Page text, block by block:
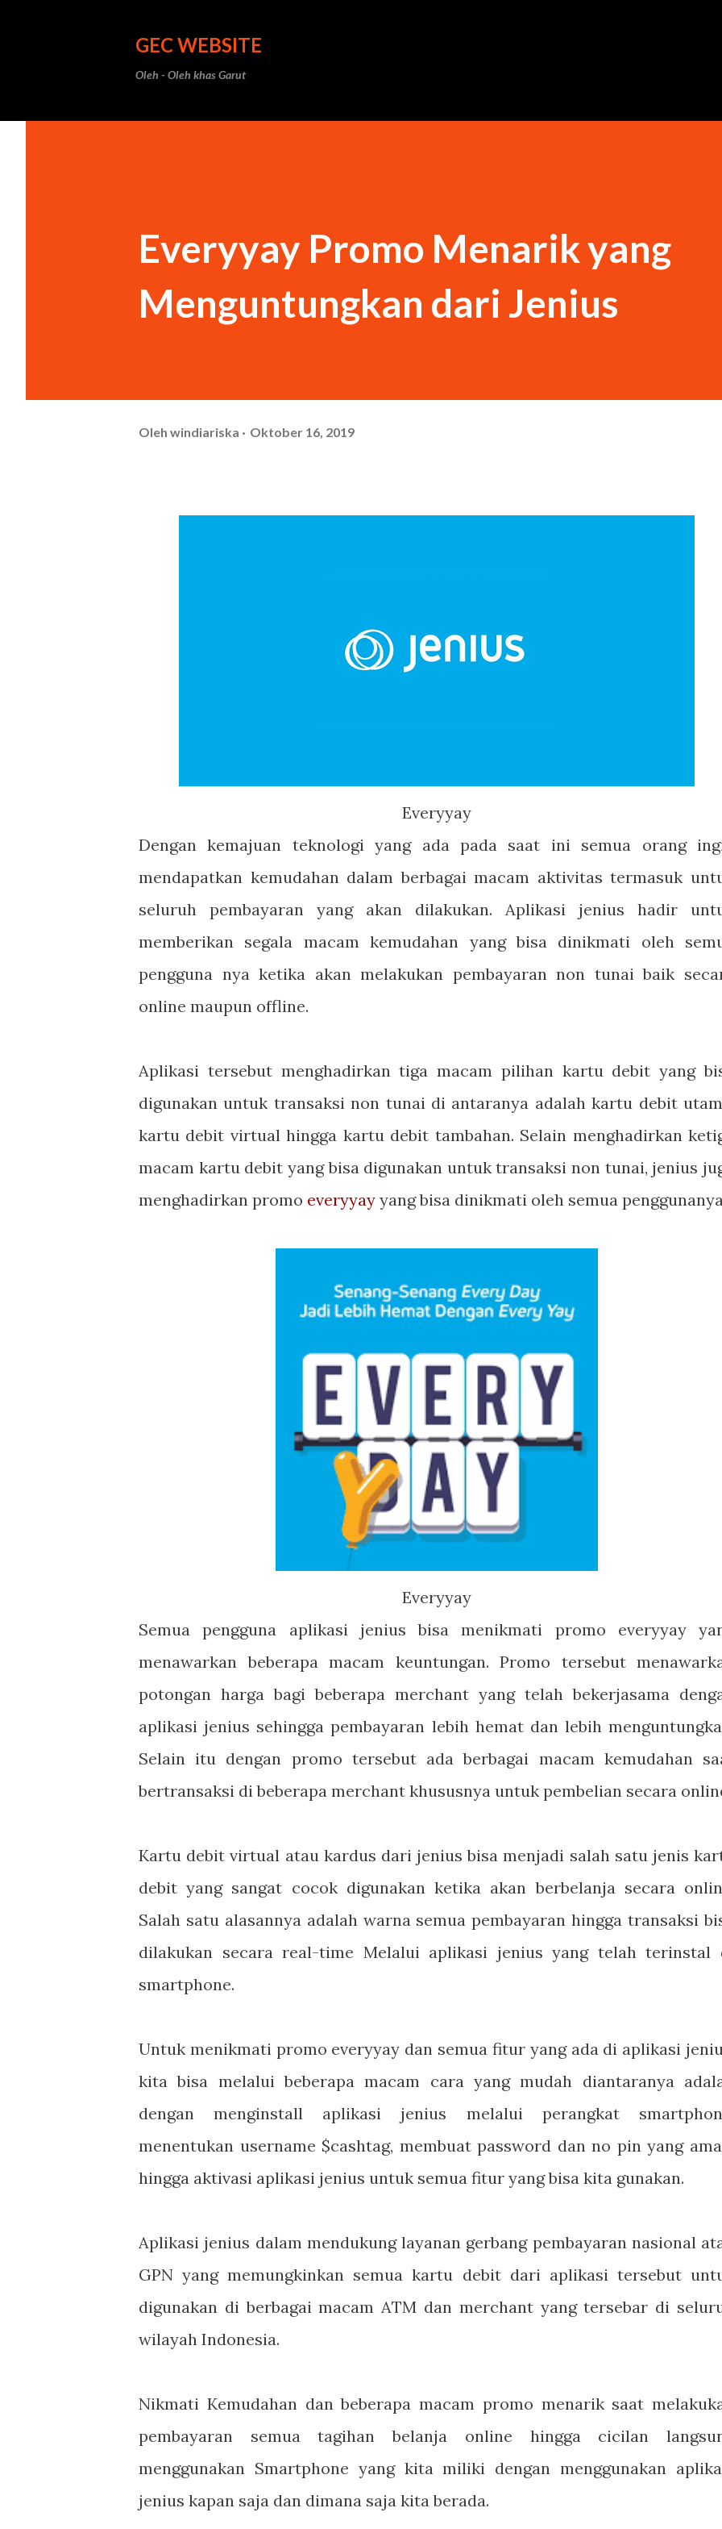
GEC WEBSITE
Oleh - Oleh khas Garut
Everyyay Promo Menarik yang
Menguntungkan dari Jenius
Oleh windiariska Oktober 16, 2019
Everyyay
Dengan kemajuan teknologi yang ada pada saat ini semua orang
mendapatkan kemudahan dalam berbagai macam aktivitas termasuk
seluruh pembayaran yang akan dilakukan. Aplikasi jenius hadir
memberikan segala macam kemudahan yang bisa dinikmati oleh
pengguna nya ketika akan melakukan pembayaran non tunai baik
online maupun offline.
Aplikasi tersebut menghadirkan tiga macam pilihan kartu debit yang
digunakan untuk transaksi non tunai di antaranya adalah kartu debit
kartu debit virtual hingga kartu debit tambahan. Selain menghadirkan
macam kartu debit yang bisa digunakan untuk transaksi non tunai, jenius
menghadirkan promo everyyay yang bisa dinikmati oleh semua
Everyyay
Semua pengguna aplikasi jenius bisa menikmati promo everyyay
menawarkan beberapa macam keuntungan. Promo tersebut
potongan harga bagi beberapa merchant yang telah bekerjasama
aplikasi jenius sehingga pembayaran lebih hemat dan lebih
Selain itu dengan promo tersebut ada berbagai macam kemudahan
bertransaksi di beberapa merchant khususnya untuk pembelian secara
Kartu debit virtual atau kardus dari jenius bisa menjadi salah satu jenis
debit yang sangat cocok digunakan ketika akan berbelanja secara
Salah satu alasannya adalah warna semua pembayaran hingga transaksi
dilakukan secara real-time Melalui aplikasi jenius yang telah terinstal
smartphone.
Untuk menikmati promo everyyay dan semua fitur yang ada di aplikasi
kita bisa melalui beberapa macam cara yang mudah diantaranya
dengan menginstall aplikasi jenius melalui perangkat
menentukan username $cashtag, membuat password dan no pin yang
hingga aktivasi aplikasi jenius untuk semua fitur yang bisa kita gunakan.
Aplikasi jenius dalam mendukung layanan gerbang pembayaran nasional
GPN yang memungkinkan semua kartu debit dari aplikasi tersebut
digunakan di berbagai macam ATM dan merchant yang tersebar di
wilayah Indonesia.
Nikmati Kemudahan dan beberapa macam promo menarik saat
pembayaran semua tagihan belanja online hingga cicilan
menggunakan Smartphone yang kita miliki dengan menggunakan
jenius kapan saja dan dimana saja kita berada.